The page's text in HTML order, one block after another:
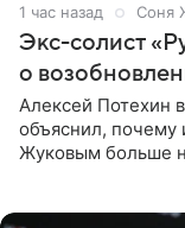
1 час назад Соня
Экс-солист
о
Алексей Потехин
объяснил, почему
Жуковым больше